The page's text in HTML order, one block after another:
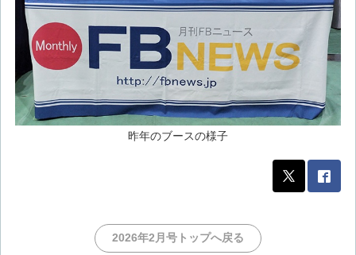
昨年のブースの様子
2026年2月号トップへ戻る